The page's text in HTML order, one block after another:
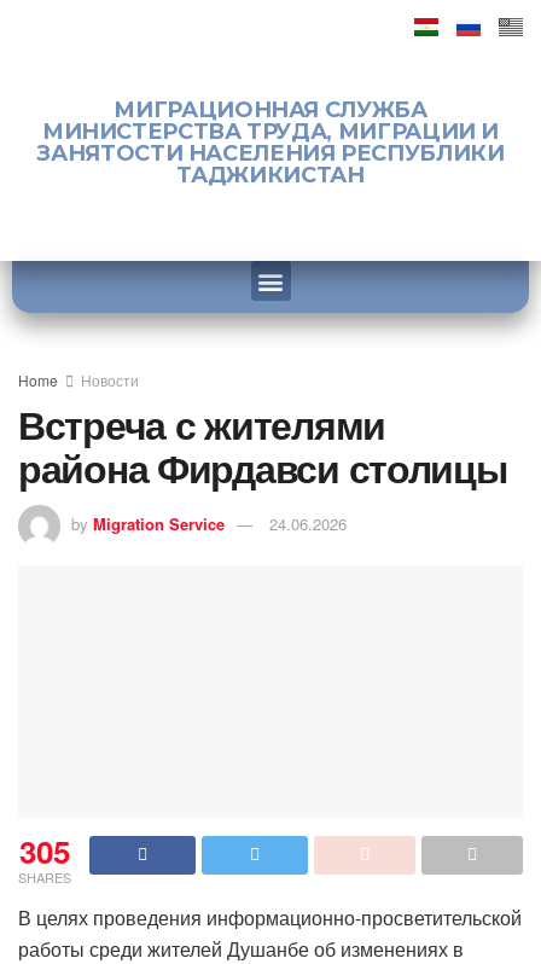
МИГРАЦИОННАЯ СЛУЖБА
МИНИСТЕРСТВА ТРУДА, МИГРАЦИИ И
ЗАНЯТОСТИ НАСЕЛЕНИЯ РЕСПУБЛИКИ
ТАДЖИКИСТАН
Home Новости
Встреча с жителями
района Фирдавси столицы
by Migration Service 24.06.2026
305
SHARES
В целях проведения информационно-просветительской
работы среди жителей Душанбе об изменениях в